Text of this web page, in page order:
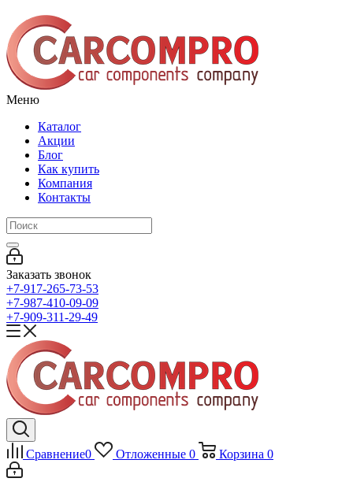
Меню
Каталог
Акции
Блог
Как купить
Компания
Контакты
Заказать звонок
+7-917-265-73-53
+7-987-410-09-09
+7-909-311-29-49
Сравнение0 Отложенные 0 Корзина 0